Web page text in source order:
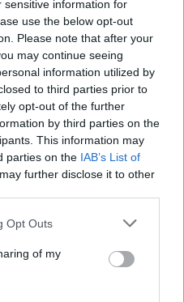
sensitive information for
use the below opt-out
Please note that after your
may continue seeing
information utilized by
to third parties prior to
opt-out of the further
by third parties on the
This information may
parties on the IAB’s List of
further disclose it to other
Opt Outs
of my